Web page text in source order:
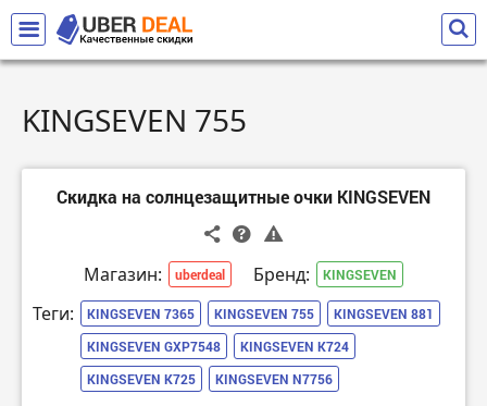
KINGSEVEN 755
Скидка на солнцезащитные очки KINGSEVEN
Магазин: uberdeal Бренд: KINGSEVEN
Теги: KINGSEVEN 7365 KINGSEVEN 755
KINGSEVEN 881
KINGSEVEN GXP7548
KINGSEVEN K724
KINGSEVEN K725
KINGSEVEN N7756